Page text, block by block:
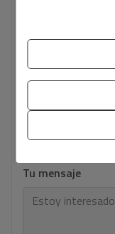
Tu mensaje